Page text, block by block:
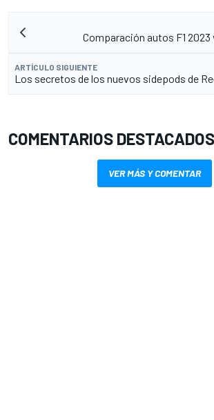
Comparación autos F1 2023
ARTÍCULO SIGUIENTE
Los secretos de los nuevos sidepods de
COMENTARIOS DESTACADOS
VER MÁS Y COMENTAR